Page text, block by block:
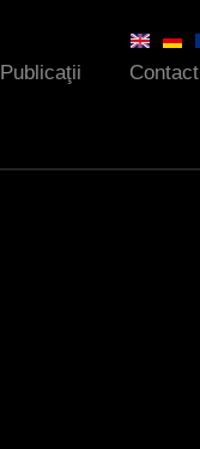
Publicaţii Contact